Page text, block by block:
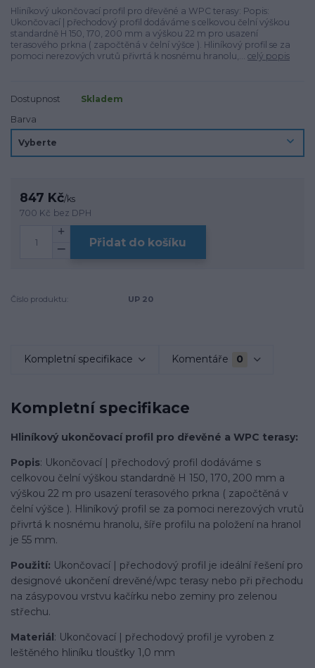
Hliníkový ukončovací profil pro dřevěné a WPC terasy: Popis:
Ukončovací | přechodový profil dodáváme s celkovou čelní výškou
standardně H 150, 170, 200 mm a výškou 22 m pro usazení
terasového prkna ( započtěná v čelní výšce ). Hliníkový profil se za
pomoci nerezových vrutů přivrtá k nosnému hranolu,... celý popis
Dostupnost
Skladem
Barva
847 Kč/ks
700 Kč bez DPH
Přidat do košíku
Číslo produktu: UP 20
Kompletní specifikace Komentáře 0
Kompletní specifikace
Hliníkový ukončovací profil pro dřevěné a WPC terasy:
Popis: Ukončovací | přechodový profil dodáváme s
celkovou čelní výškou standardně H 150, 170, 200 mm a
výškou 22 m pro usazení terasového prkna ( započtěná v
čelní výšce ). Hliníkový profil se za pomoci nerezových vrutů
přivrtá k nosnému hranolu, šíře profilu na položení na hranol
je 55 mm.
Použití: Ukončovací | přechodový profil je ideální řešení pro
designové ukončení drevěné/wpc terasy nebo při přechodu
na zásypovou vrstvu kačírku nebo zeminy pro zelenou
střechu.
Materiál: Ukončovací | přechodový profil je vyroben z
leštěného hliníku tloušťky 1,0 mm